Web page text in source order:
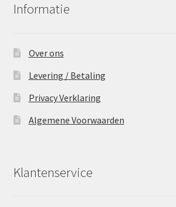
Informatie
Over ons
Levering / Betaling
Privacy Verklaring
Algemene Voorwaarden
Klantenservice